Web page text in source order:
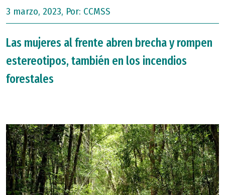
3 marzo, 2023, Por: CCMSS
Las mujeres al frente abren brecha y rompen
estereotipos, también en los incendios
forestales